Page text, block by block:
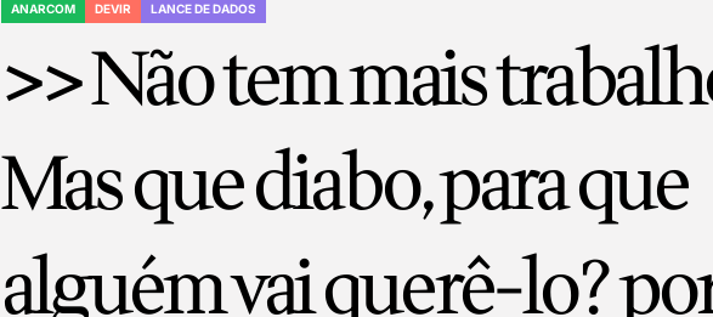
POSTED
ANARCOM DEVIR LANCE DE DADOS
>> Não tem mais
Mas que diabo, para que
alguém vai querê-lo?